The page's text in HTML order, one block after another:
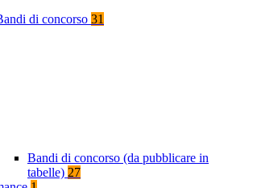
di concorso 31
Bandi di concorso (da pubblicare in
tabelle) 27